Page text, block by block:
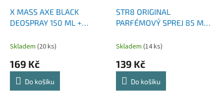
X MASS AXE BLACK
DEOSPRAY 150 ML +
Skladem (20 ks)
169 Kč
Do košíku
STR8 ORIGINAL
PARFÉMOVÝ SPREJ 85 ML
Skladem (14 ks)
139 Kč
Do košíku